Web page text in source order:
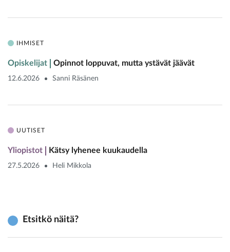
IHMISET
Opiskelijat Opinnot loppuvat, mutta ystävät jäävät
12.6.2026 Sanni Räsänen
UUTISET
Yliopistot Kätsy lyhenee kuukaudella
27.5.2026 Heli Mikkola
Etsitkö näitä?